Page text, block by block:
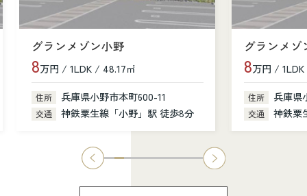
グランメゾン小野
8万円 / 1LDK / 48.17㎡
住所 兵庫県小野市本町600-11
交通 神鉄粟生線「小野」駅 徒歩8分
グランメゾ
8万円 /
住所 兵庫県
交通 神鉄粟